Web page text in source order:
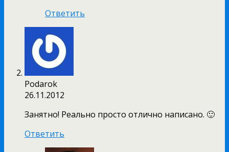
Ответить
Рodarok
26.11.2012
Занятно! Реально просто отлично написано. 🙂
Ответить